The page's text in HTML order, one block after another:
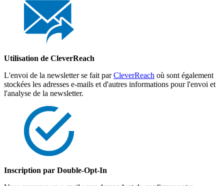
Utilisation de CleverReach
L'envoi de la newsletter se fait parCleverReach où sont également
stockées les adresses e-mails et d'autres informations pour l'envoi et
l'analyse de la newsletter.
Inscription par Double-Opt-In